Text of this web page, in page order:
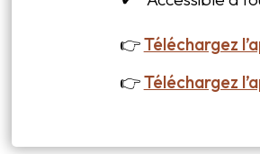
👉Téléchargez
👉Téléchargez